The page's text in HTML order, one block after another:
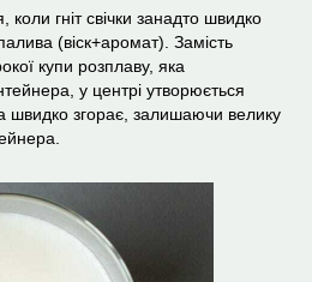
гніт свічки занадто швидко
(віск+аромат). Замість
купи розплаву, яка
у центрі утворюється
швидко згорає, залишаючи велику